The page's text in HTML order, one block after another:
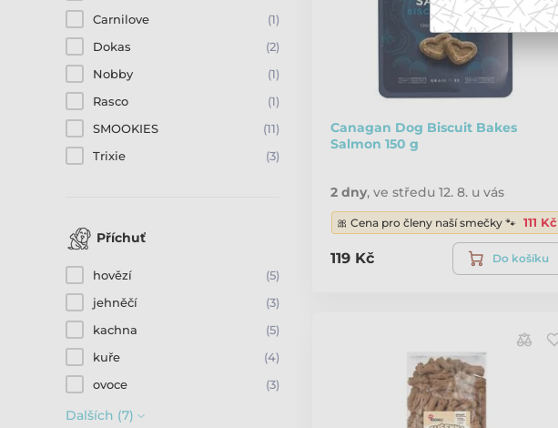
Carnilove
(1)
Dokas
(2)
Nobby
(1)
Rasco
(1)
SMOOKIES
(11)
Trixie
(3)
Příchuť
hovězí
(5)
jehněčí
(3)
kachna
(5)
kuře
(4)
ovoce
(3)
Dalších (7)
Canagan Dog Biscuit Bakes
Salmon 150 g
2 dny, ve středu 12. 8. u vás
🎀 Cena pro členy naší smečky 🐾 111 Kč
119 Kč Do košíku